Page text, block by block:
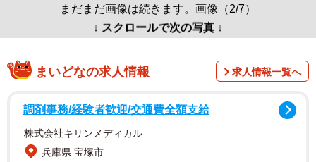
まだまだ画像は続きます。画像（2/7）
↓ スクロールで次の写真 ↓
まいどなの求人情報 求人情報一覧へ
調剤事務/経験者歓迎/交通費全額支給
株式会社キリンメディカル
兵庫県 宝塚市